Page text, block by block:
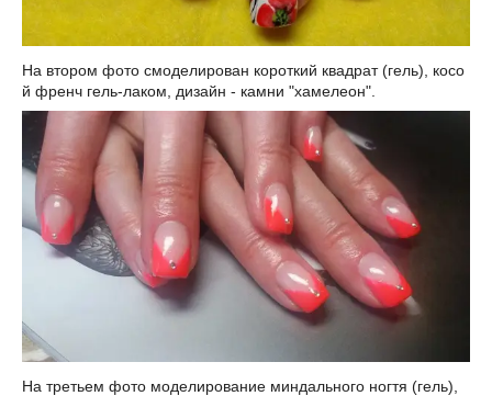
На втором фото смоделирован короткий квадрат(гель), косо
й френч гель-лаком дизайн - камни "хамелеон".
На третьем фото моделирование миндального ногтя (гель),